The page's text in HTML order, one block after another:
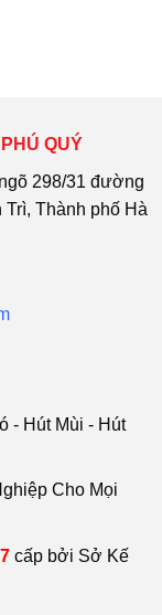
QUÝ
298/31 đường
Trì, Thành phố Hà
- Hút Mùi - Hút
Cho Mọi
cấp bởi Sở Kế